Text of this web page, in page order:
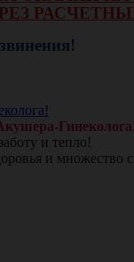
и тепло!
и множество